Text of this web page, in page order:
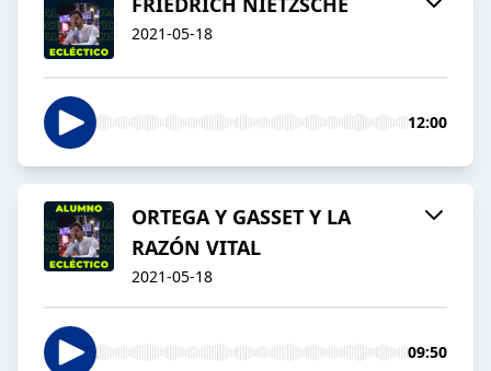
2021-05-18
12:00
ORTEGA Y GASSET Y LA
RAZÓN VITAL
2021-05-18
09:50